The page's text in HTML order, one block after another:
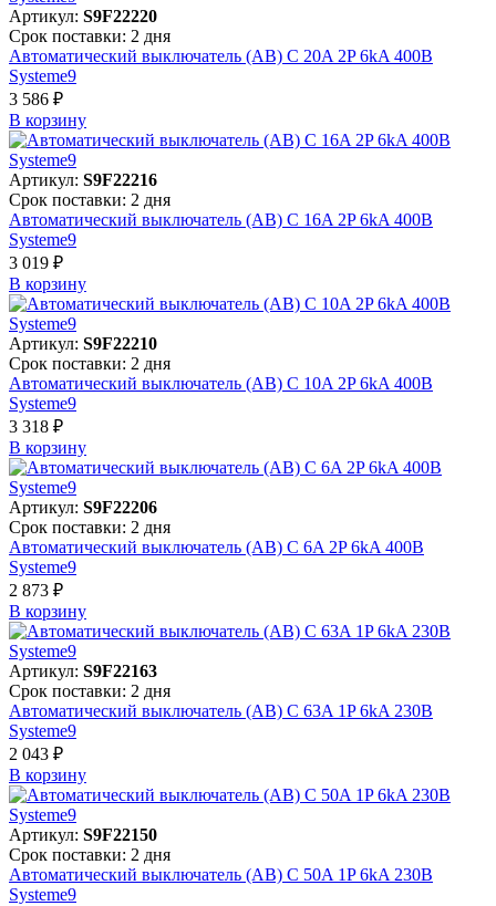
Артикул: S9F22220
Срок поставки: 2 дня
Автоматический выключатель (АВ) C 20A 2P 6kA 400В
Systeme9
3 586 ₽
В корзинy
Артикул: S9F22216
Срок поставки: 2 дня
Автоматический выключатель (АВ) C 16A 2P 6kA 400В
Systeme9
3 019 ₽
В корзинy
Артикул: S9F22210
Срок поставки: 2 дня
Автоматический выключатель (АВ) C 10A 2P 6kA 400В
Systeme9
3 318 ₽
В корзинy
Артикул: S9F22206
Срок поставки: 2 дня
Автоматический выключатель (АВ) C 6A 2P 6kA 400В
Systeme9
2 873 ₽
В корзинy
Артикул: S9F22163
Срок поставки: 2 дня
Автоматический выключатель (АВ) C 63A 1P 6kA 230В
Systeme9
2 043 ₽
В корзинy
Артикул: S9F22150
Срок поставки: 2 дня
Автоматический выключатель (АВ) C 50A 1P 6kA 230В
Systeme9